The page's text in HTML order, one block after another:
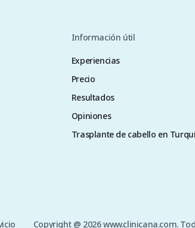
Información útil
Experiencias
Precio
Resultados
Opiniones
Trasplante de cabello en
Copyright @ 2026 www.clinicana.com.